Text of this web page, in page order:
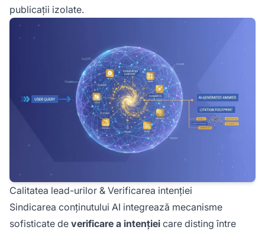
publicații izolate.
Calitatea lead-urilor & Verificarea intenției
Sindicarea conținutului AI integrează mecanisme
sofisticate de verificare a intenției care disting între